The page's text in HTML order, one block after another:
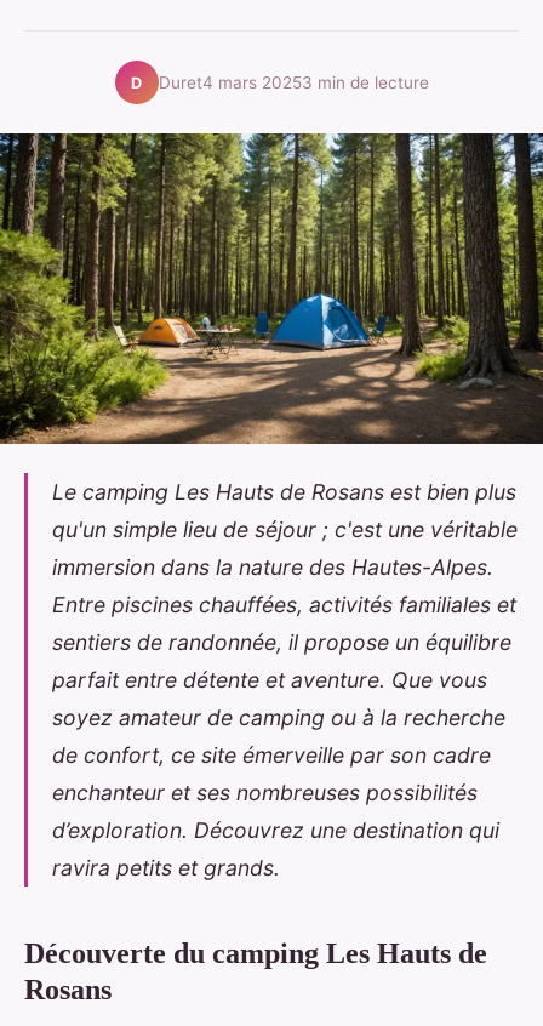
D Duret4 mars 20253 min de lecture
Le camping Les Hauts de Rosans est bien plus
qu'un simple lieu de séjour ; c'est une véritable
immersion dans la nature des Hautes-Alpes.
Entre piscines chauffées, activités familiales et
sentiers de randonnée, il propose un équilibre
parfait entre détente et aventure. Que vous
soyez amateur de camping ou à la recherche
de confort, ce site émerveille par son cadre
enchanteur et ses nombreuses possibilités
d’exploration. Découvrez une destination qui
ravira petits et grands.
Découverte du camping Les Hauts de
Rosans